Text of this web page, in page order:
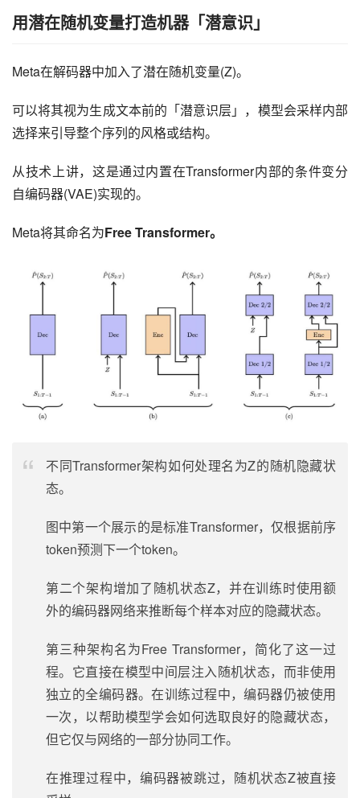
用潜在随机变量打造机器「潜意识」
Meta在解码器中加入了潜在随机变量(Z)。
可以将其视为生成文本前的「潜意识层」，模型会采样内部
选择来引导整个序列的风格或结构。
从技术上讲，这是通过内置在Transformer内部的条件变分
自编码器(VAE)实现的。
Meta将其命名为Free Transformer。
不同Transformer架构如何处理名为Z的随机隐藏状
态。
图中第一个展示的是标准Transformer，仅根据前序
token预测下一个token。
第二个架构增加了随机状态Z，并在训练时使用额
外的编码器网络来推断每个样本对应的隐藏状态。
第三种架构名为Free Transformer，简化了这一过
程。它直接在模型中间层注入随机状态，而非使用
独立的全编码器。在训练过程中，编码器仍被使用
一次，以帮助模型学会如何选取良好的隐藏状态，
但它仅与网络的一部分协同工作。
在推理过程中，编码器被跳过，随机状态Z被直接